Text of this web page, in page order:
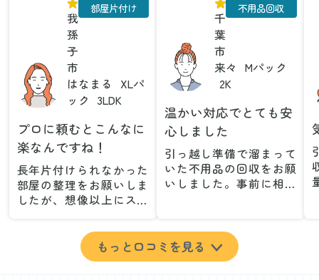
我
孫
子
市
はなまる
XLパ
ック
3LDK
部屋片付け
プロに頼むとこんなに
楽なんですね！
長年片付けられなかった
部屋の整理をお願いしま
したが、想像以上にスム
が集めた物や古い家具が
多く、自分たちだけでは
どうにもならない状態で
千
葉
市
来々
Mパック
2K
不用品回収
温かい対応でとても安
心しました
引っ越し準備で溜まって
いた不用品の回収をお願
いしました。事前に相談
とができました。特に、
古い家具や壊れた家電な
ど、処分が難しいものが
もっと口コミを見る